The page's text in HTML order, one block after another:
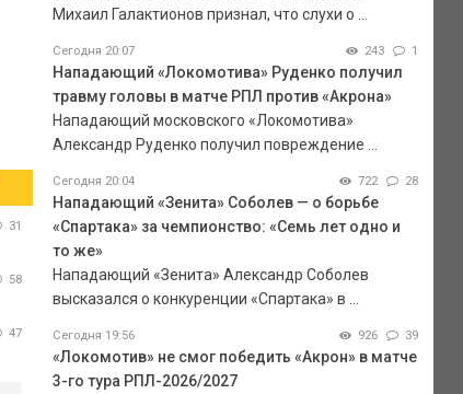
31
58
47
Михаил Галактионов признал, что слухи о ...
Сегодня 20:07 243 1
Нападающий «Локомотива» Руденко получил
травму головы в матче РПЛ против «Акрона»
Нападающий московского «Локомотива»
Александр Руденко получил повреждение ...
Сегодня 20:04 722 28
Нападающий «Зенита» Соболев — о борьбе
«Спартака» за чемпионство: «Семь лет одно и
то же»
Нападающий «Зенита» Александр Соболев
высказался о конкуренции «Спартака» в ...
Сегодня 19:56 926 39
«Локомотив» не смог победить «Акрон» в матче
3-го тура РПЛ-2026/2027